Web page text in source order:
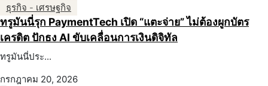
ธุรกิจ - เศรษฐกิจ
ทรูมันนี่รุก PaymentTech เปิด “แตะจ่าย” ไม่ต้องผูกบัตร
เครดิต ปักธง AI ขับเคลื่อนการเงินดิจิทัล
ทรูมันนี่ประ...
กรกฎาคม 20, 2026